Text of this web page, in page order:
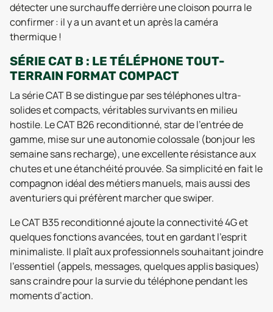
détecter une surchauffe derrière une cloison pourra le
confirmer : il y a un avant et un après la caméra
thermique !
SÉRIE CAT B : LE TÉLÉPHONE TOUT-
TERRAIN FORMAT COMPACT
La série CAT B se distingue par ses téléphones ultra-
solides et compacts, véritables survivants en milieu
hostile. Le CAT B26 reconditionné, star de l’entrée de
gamme, mise sur une autonomie colossale (bonjour les
semaine sans recharge), une excellente résistance aux
chutes et une étanchéité prouvée. Sa simplicité en fait le
compagnon idéal des métiers manuels, mais aussi des
aventuriers qui préfèrent marcher que swiper.
Le CAT B35 reconditionné ajoute la connectivité 4G et
quelques fonctions avancées, tout en gardant l’esprit
minimaliste. Il plaît aux professionnels souhaitant joindre
l’essentiel (appels, messages, quelques applis basiques)
sans craindre pour la survie du téléphone pendant les
moments d’action.